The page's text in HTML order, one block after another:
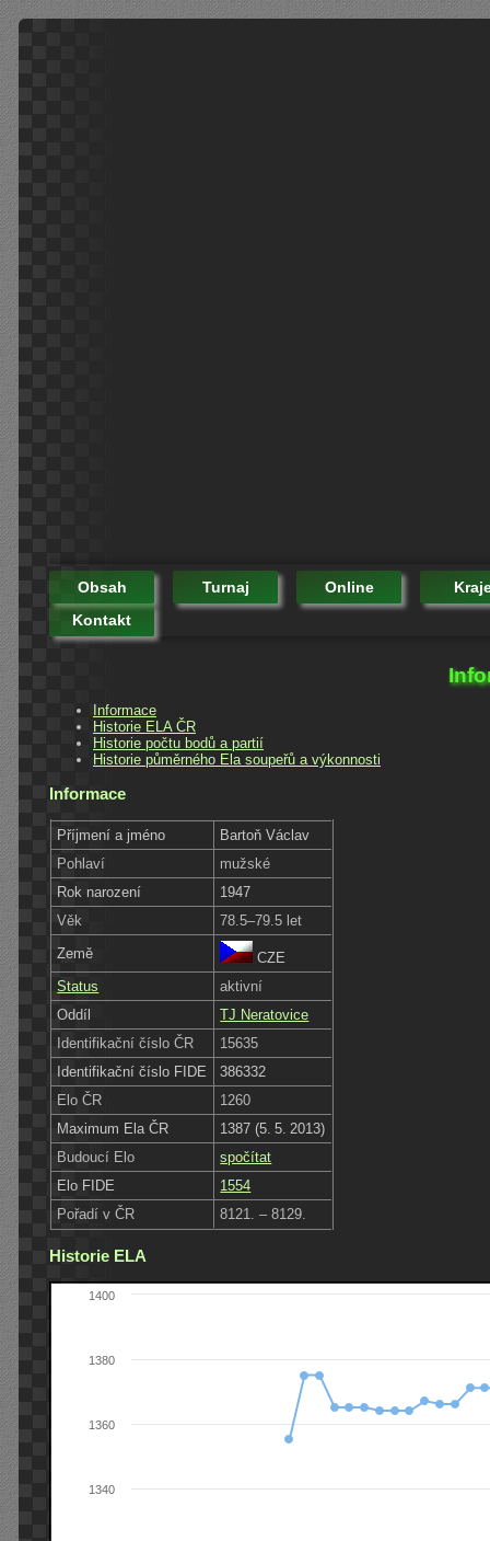
Obsah Turnaj Online
Kontakt
Informace
Historie ELA ČR
Historie počtu bodů a partií
Historie půměrného Ela soupeřů a výkonnosti
Informace
Příjmení a jméno
Bartoň Václav
Pohlaví
mužské
Rok narození
1947
Věk
78.5–79.5 let
Země
CZE
Status
aktivní
Oddíl
TJ Neratovice
Identifikační číslo ČR
15635
Identifikační číslo FIDE
386332
Elo ČR
1260
Maximum Ela ČR
1387 (5. 5. 2013)
Budoucí Elo
spočítat
Elo FIDE
1554
Pořadí v ČR
8121. – 8129.
Historie ELA
1340
1360
1380
1400